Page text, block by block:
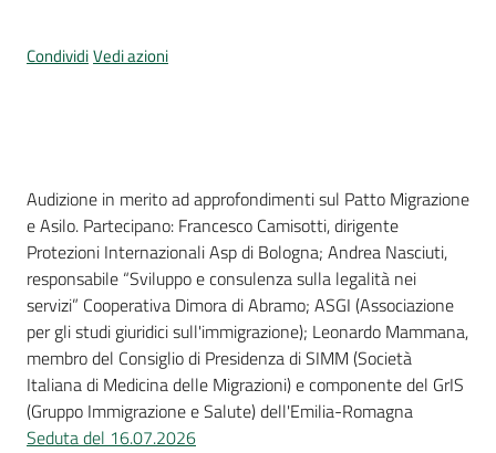
CondividiVedi azioni
Introduzione
Audizione in merito ad approfondimenti sul Patto Migrazione
e Asilo. Partecipano: Francesco Camisotti, dirigente
Protezioni Internazionali Asp di Bologna; Andrea Nasciuti,
responsabile “Sviluppo e consulenza sulla legalità nei
servizi” Cooperativa Dimora di Abramo; ASGI (Associazione
per gli studi giuridici sull'immigrazione); Leonardo Mammana,
membro del Consiglio di Presidenza di SIMM (Società
Italiana di Medicina delle Migrazioni) e componente del GrIS
(Gruppo Immigrazione e Salute) dell'Emilia-Romagna
Seduta del 16.07.2026